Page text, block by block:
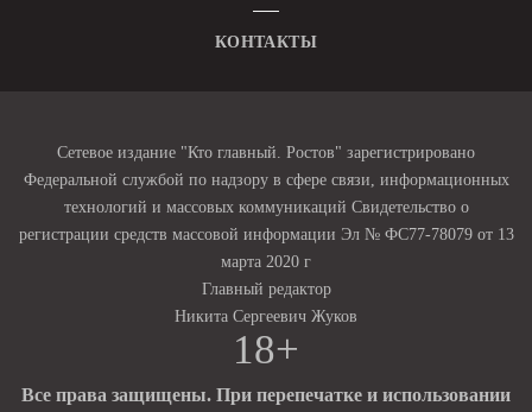
КОНТАКТЫ
Сетевое издание "Кто главный. Ростов" зарегистрировано
Федеральной службой по надзору в сфере связи, информационных
технологий и массовых коммуникаций Свидетельство о
регистрации средств массовой информации Эл № ФС77-78079 от 13
марта 2020 г
Главный редактор
Никита Сергеевич Жуков
18+
Все права защищены. При перепечатке и использовании